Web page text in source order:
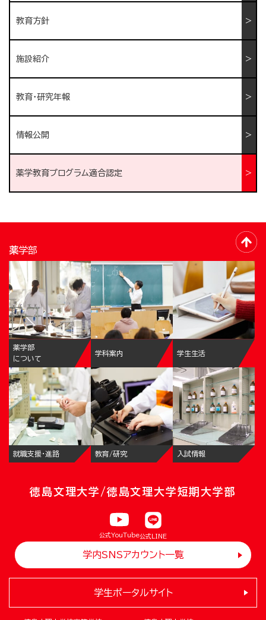
教育方針
施設紹介
教育・研究年報
情報公開
薬学教育プログラム適合認定
薬学部
薬学部
について
学科案内 学生生活
就職支援・進路 教育/研究 入試情報
徳島文理大学/徳島文理大学短期大学部
公式YouTube公式LINE
学内SNSアカウント一覧
学生ポータルサイト